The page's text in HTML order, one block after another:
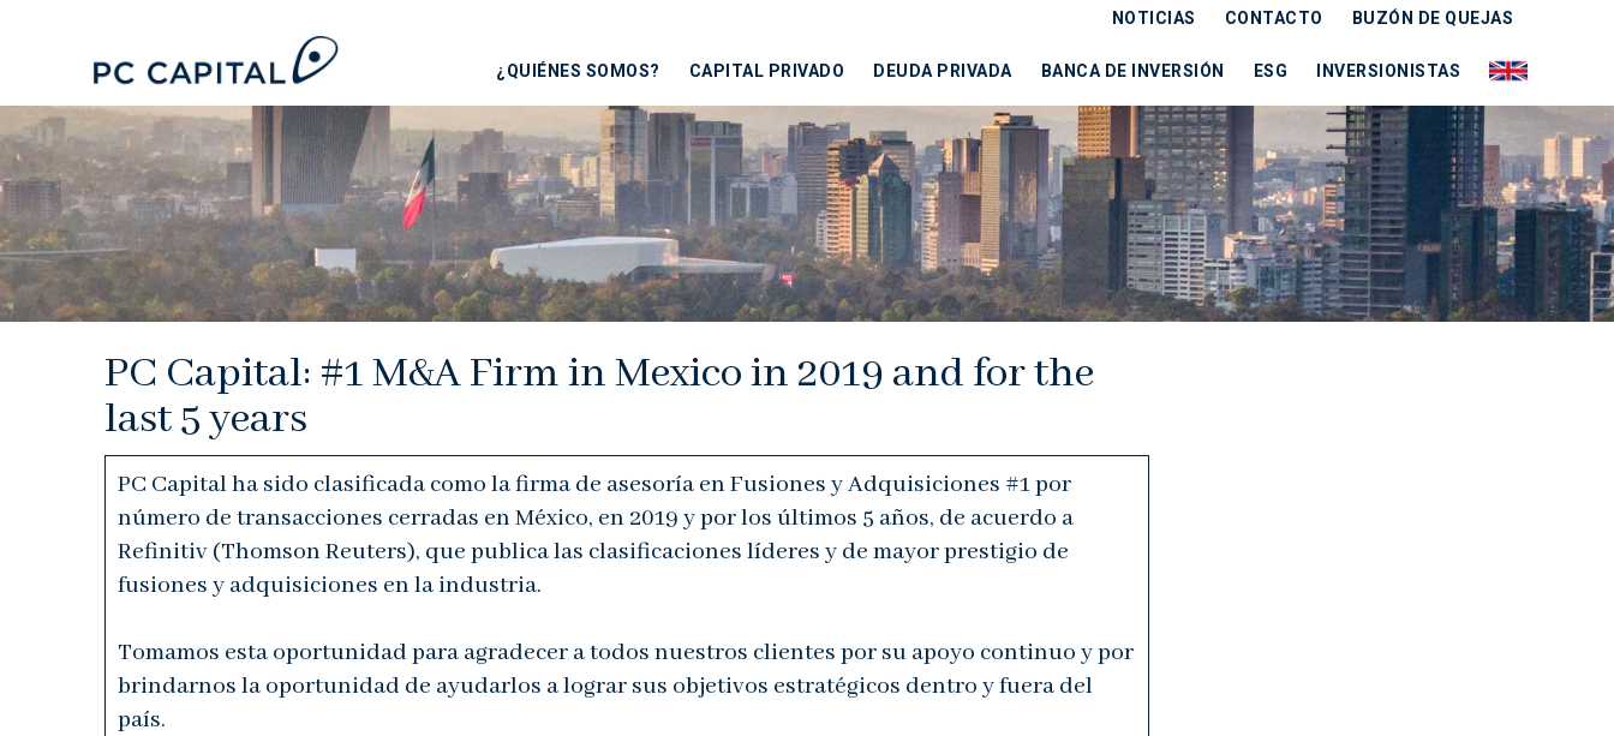
NOTICIAS CONTACTO BUZÓN DE QUEJAS
¿QUIÉNES SOMOS? CAPITAL PRIVADO DEUDA PRIVADA BANCA DE INVERSIÓN ESG INVERSIONISTAS
PC Capital: #1 M&A Firm in Mexico in 2019 and for the
last 5 years
PC Capital ha sido clasificada como la firma de asesoría en Fusiones y Adquisiciones #1 por
número de transacciones cerradas en México, en 2019 y por los últimos 5 años, de acuerdo a
Refinitiv (Thomson Reuters), que publica las clasificaciones líderes y de mayor prestigio de
fusiones y adquisiciones en la industria.
Tomamos esta oportunidad para agradecer a todos nuestros clientes por su apoyo continuo y por
brindarnos la oportunidad de ayudarlos a lograr sus objetivos estratégicos dentro y fuera del
país.